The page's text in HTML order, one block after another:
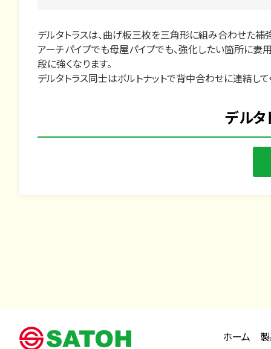
デルタトラスは、曲げ板三枚を三角形に組み合わせた補
アーチパイプでも母屋パイプでも、強化したい箇所に妻
段に強くなります。
デルタトラス同士はボルトナットで背中合わせに連結して
デルタ
ホーム